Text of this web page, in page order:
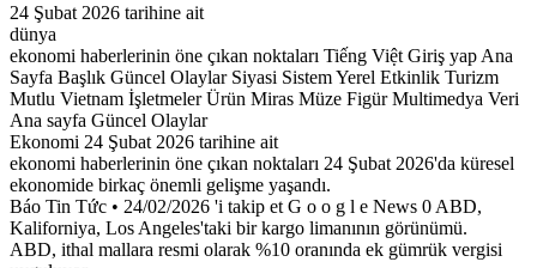
24 Şubat 2026 tarihine ait
dünya
ekonomi haberlerinin öne çıkan noktaları Tiếng Việt Giriş yap Ana
Sayfa Başlık Güncel Olaylar Siyasi Sistem Yerel Etkinlik Turizm
Mutlu Vietnam İşletmeler Ürün Miras Müze Figür Multimedya Veri
Ana sayfa Güncel Olaylar
Ekonomi 24 Şubat 2026 tarihine ait
ekonomi haberlerinin öne çıkan noktaları 24 Şubat 2026'da küresel
ekonomide birkaç önemli gelişme yaşandı.
Báo Tin Tức • 24/02/2026 'i takip et G o o g l e News 0 ABD,
Kaliforniya, Los Angeles'taki bir kargo limanının görünümü.
ABD, ithal mallara resmi olarak %10 oranında ek gümrük vergisi